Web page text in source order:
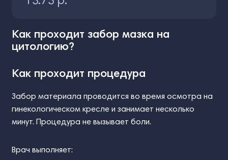
Как проходит забор мазка на
цитологию?
Как проходит процедура
Забор материала проводится во время осмотра на
гинекологическом кресле и занимает несколько
минут. Процедура не вызывает боли.
Врач выполняет: